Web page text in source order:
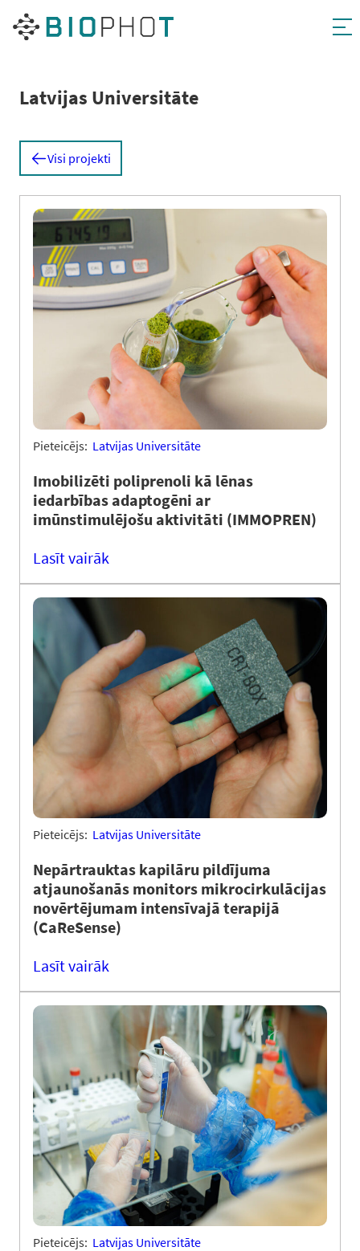
Pāriet
Latvijas Universitāte
Visi projekti
Pieteicējs: Latvijas Universitāte
Imobilizēti poliprenoli kā lēnas
iedarbības adaptogēni ar
imūnstimulējošu aktivitāti (IMMOPREN)
Lasīt vairāk
Pieteicējs: Latvijas Universitāte
Nepārtrauktas kapilāru pildījuma
atjaunošanās monitors mikrocirkulācijas
novērtējumam intensīvajā terapijā
(CaReSense)
Lasīt vairāk
Pieteicējs: Latvijas Universitāte